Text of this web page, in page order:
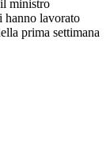
ministro
hanno lavorato
prima settimana